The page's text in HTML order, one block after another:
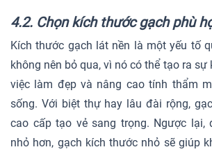
4.2. Chọn kích thước gạch phù
Kích thước gạch lát nền là một yếu tố
không nên bỏ qua, vì nó có thể tạo ra sự
việc làm đẹp và nâng cao tính thẩm
sống. Với biệt thự hay lâu đài rộng,
cao cấp tạo vẻ sang trọng. Ngược lại,
nhỏ hơn, gạch kích thước nhỏ sẽ giúp